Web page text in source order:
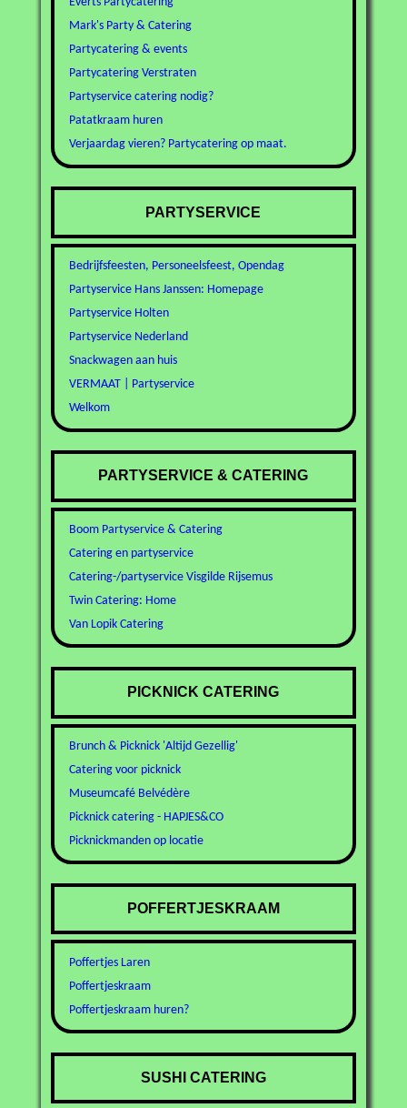
Mark's Party & Catering
Partycatering & events
Partycatering Verstraten
Partyservice catering nodig?
Patatkraam huren
Verjaardag vieren? Partycatering op maat.
PARTYSERVICE
Bedrijfsfeesten, Personeelsfeest, Opendag
Partyservice Hans Janssen: Homepage
Partyservice Holten
Partyservice Nederland
Snackwagen aan huis
VERMAAT | Partyservice
Welkom
PARTYSERVICE & CATERING
Boom Partyservice & Catering
Catering en partyservice
Catering-/partyservice Visgilde Rijsemus
Twin Catering: Home
Van Lopik Catering
PICKNICK CATERING
Brunch & Picknick 'Altijd Gezellig'
Catering voor picknick
Museumcafé Belvédère
Picknick catering - HAPJES&CO
Picknickmanden op locatie
POFFERTJESKRAAM
Poffertjes Laren
Poffertjeskraam
Poffertjeskraam huren?
SUSHI CATERING